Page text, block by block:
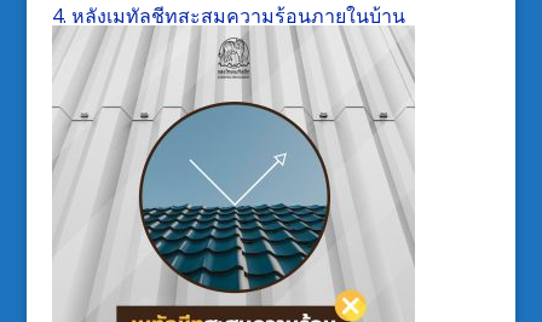
4. หลังเมทัลชีทสะสมความร้อนภายในบ้าน